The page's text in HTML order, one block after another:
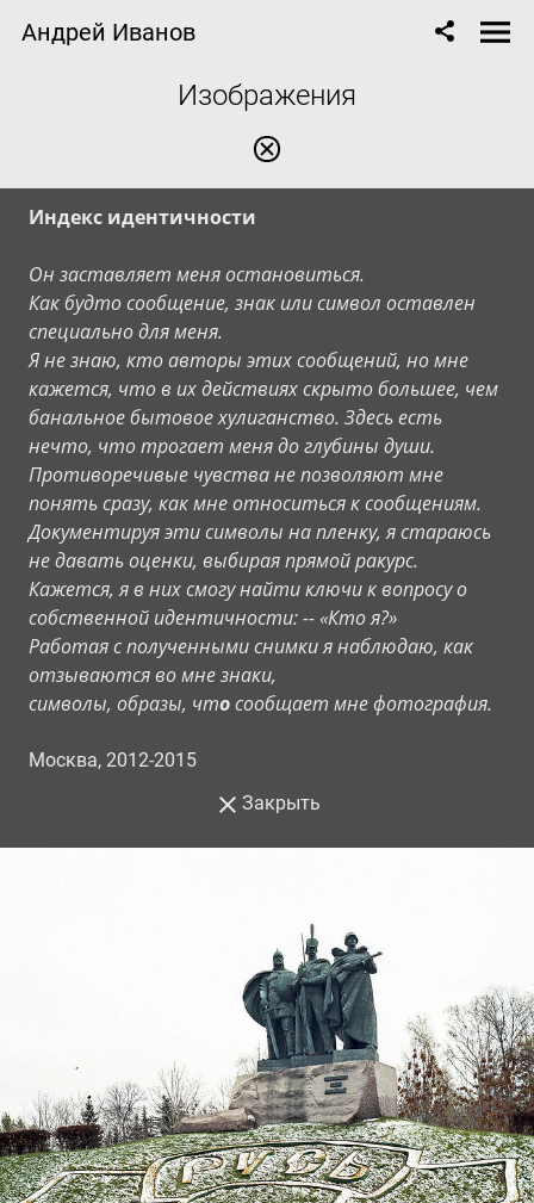
Андрей Иванов
Изображения
Индекс идентичности
Он заставляет меня остановиться.
Как будто сообщение, знак или символ оставлен
специально для меня.
Я не знаю, кто авторы этих сообщений, но мне
кажется, что в их действиях скрыто большее, чем
банальное бытовое хулиганство. Здесь есть
нечто, что трогает меня до глубины души.
Противоречивые чувства не позволяют мне
понять сразу, как мне относиться к сообщениям.
Документируя эти символы на пленку, я стараюсь
не давать оценки, выбирая прямой ракурс.
Кажется, я в них смогу найти ключи к вопросу о
собственной идентичности: -- «Кто я?»
Работая с полученными снимки я наблюдаю, как
отзываются во мне знаки,
символы, образы, чтосообщает мне фотография.
Москва, 2012-2015
Закрыть